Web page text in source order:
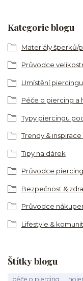
Kategorie blogu
Materiály šperků/
Průvodce
Umístění piercingu
Péče o piercing a
Typy piercingu
Trendy &
Tipy na dárek
Průvodce
Bezpečnost &
Průvodce
Lifestyle &
Štítky blogu
péče o piercing